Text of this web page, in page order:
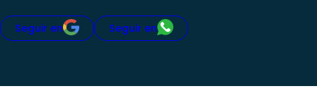
Seguir en Seguir en